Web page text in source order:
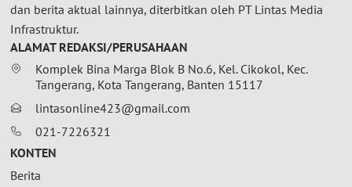
dan berita aktual lainnya, diterbitkan oleh PT Lintas Media
Infrastruktur.
ALAMAT REDAKSI/PERUSAHAAN
Komplek Bina Marga Blok B No.6, Kel. Cikokol, Kec.
Tangerang, Kota Tangerang, Banten 15117
lintasonline423@gmail.com
021-7226321
KONTEN
Berita